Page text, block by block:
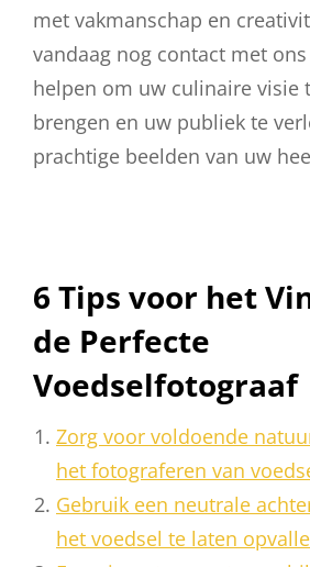
met vakmanschap en
vandaag nog contact met
helpen om uw culinaire visie
brengen en uw publiek te
prachtige beelden van uw
6 Tips voor het
de Perfecte
Voedselfotograaf
Zorg voor voldoende
het fotograferen van
Gebruik een neutrale
het voedsel te laten